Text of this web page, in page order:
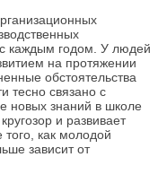
каждым годом. У людей
на протяжении
обстоятельства
тесно связано с
новых знаний в школе
и развивает
как молодой
зависит от